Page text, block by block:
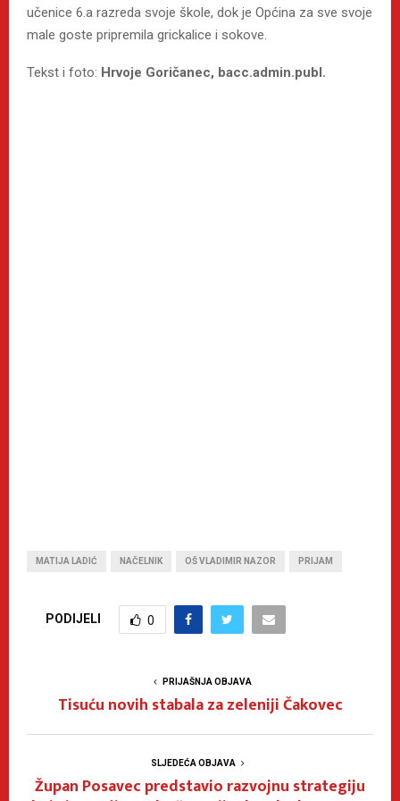
učenice 6.a razreda svoje škole, dok je Općina za sve svoje
male goste pripremila grickalice i sokove.
Tekst i foto: Hrvoje Goričanec, bacc.admin.publ.
MATIJA LADIĆ NAČELNIK OŠ VLADIMIR NAZOR PRIJAM
PODIJELI 0
PRIJAŠNJA OBJAVA
Tisuću novih stabala za zeleniji Čakovec
SLJEDEĆA OBJAVA
Župan Posavec predstavio razvojnu strategiju